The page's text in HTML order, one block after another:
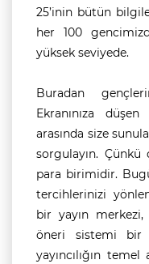
25’inin bütün
her 100
yüksek seviyede.
Buradan
Ekranınıza
arasında size
sorgulayın.
para birimidir.
tercihlerinizi
bir yayın
öneri sistemi bir
yayıncılığın